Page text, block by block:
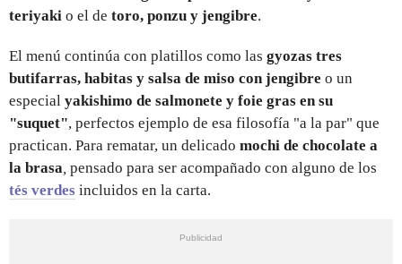
teriyaki o el de toro, ponzu y jengibre.
El menú continúa con platillos como las gyozas tres
butifarras, habitas y salsa de miso con jengibre o un
especial yakishimo de salmonete y foie gras en su
"suquet", perfectos ejemplo de esa filosofía "a la par" que
practican. Para rematar, un delicado mochi de chocolate a
la brasa, pensado para ser acompañado con alguno de los
tés verdes incluidos en la carta.